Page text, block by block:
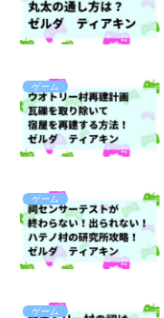
ゲーム
ゲーム
ゲーム